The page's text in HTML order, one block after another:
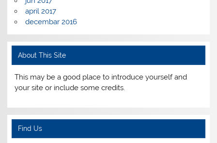
april 2017
decembar 2016
About This Site
This may be a good place to introduce yourself and
your site or include some credits.
Find Us